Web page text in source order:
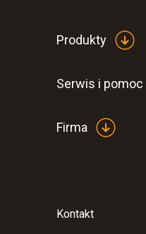
Produkty
Serwis i pomoc
Firma
Kontakt